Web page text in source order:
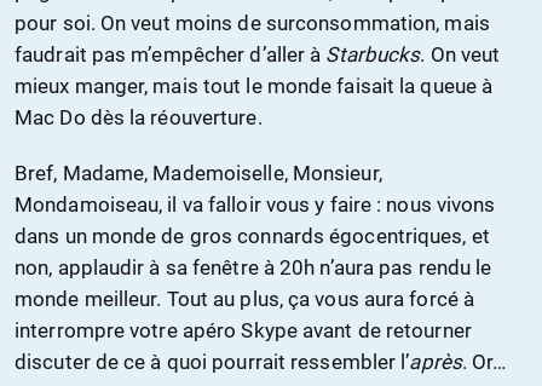
pour soi. On veut moins de surconsommation, mais
faudrait pas m’empêcher d’aller à Starbucks. On veut
mieux manger, mais tout le monde faisait la queue à
Mac Do dès la réouverture.
Bref, Madame, Mademoiselle, Monsieur,
Mondamoiseau, il va falloir vous y faire : nous vivons
dans un monde de gros connards égocentriques, et
non, applaudir à sa fenêtre à 20h n’aura pas rendu le
monde meilleur. Tout au plus, ça vous aura forcé à
interrompre votre apéro Skype avant de retourner
discuter de ce à quoi pourrait ressembler l’après. Or…